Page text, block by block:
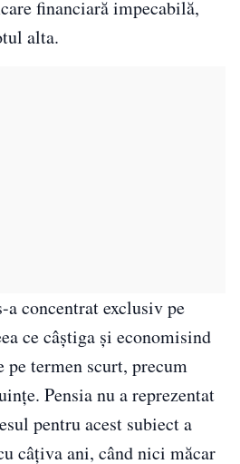
financiară impecabilă,
alta.
concentrat exclusiv pe
ce câștiga și economisind
pe termen scurt, precum
Pensia nu a reprezentat
pentru acest subiect a
câțiva ani, când nici măcar